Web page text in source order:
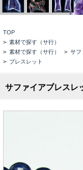
TOP
> 素材で探す（サ行）
> 素材で探す（サ行） > サフ
> ブレスレット
サファイアブレスレ